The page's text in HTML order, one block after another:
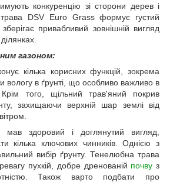
конкуренцію зі сторони дерев і
трава DSV Euro Grass формує густий
привабливий зовнішній вигляд
газоном:
кілька корисних функцій, зокрема
вологу в ґрунті, що особливо важливо в
того, щільний трав'яний покрив
захищаючи верхній шар землі від
здоровий і доглянутий вигляд,
кілька ключових чинників. Однією з
вибір ґрунту. Тенелюбна трава
пухкій, добре дренованій почву з
Також варто подбати про